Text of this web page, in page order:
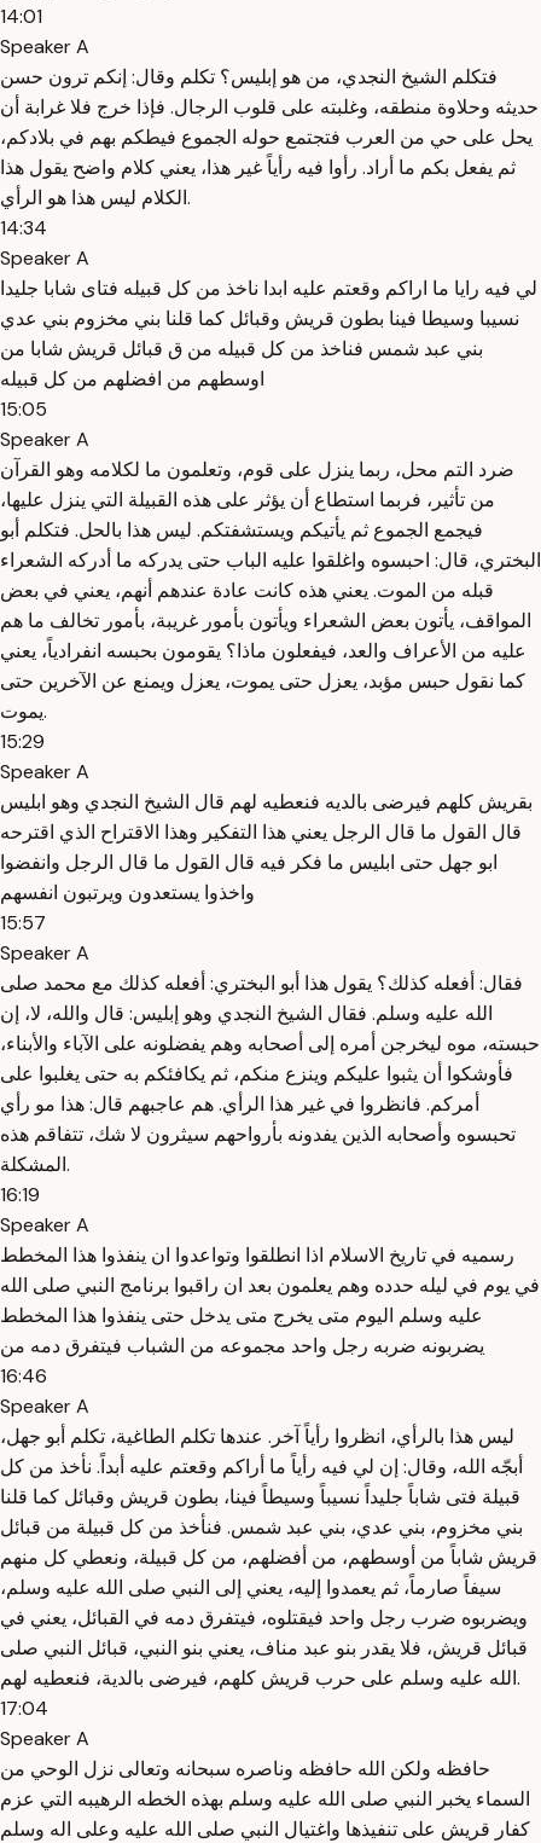
14:01
Speaker A
فتكلم الشيخ النجدي، من هو إبليس؟ تكلم وقال: إنكم ترون حسن
حديثه وحلاوة منطقه، وغلبته على قلوب الرجال. فإذا خرج فلا غرابة أن
يحل على حي من العرب فتجتمع حوله الجموع فيطكم بهم في بلادكم،
ثم يفعل بكم ما أراد. رأوا فيه رأياً غير هذا، يعني كلام واضح يقول هذا
الكلام ليس هذا هو الرأي.
14:34
Speaker A
لي فيه رايا ما اراكم وقعتم عليه ابدا ناخذ من كل قبيله فتاى شابا جليدا
نسيبا وسيطا فينا بطون قريش وقبائل كما قلنا بني مخزوم بني عدي
بني عبد شمس فناخذ من كل قبيله من ق قبائل قريش شابا من
اوسطهم من افضلهم من كل قبيله
15:05
Speaker A
ضرد التم محل، ربما ينزل على قوم، وتعلمون ما لكلامه وهو القرآن
من تأثير، فربما استطاع أن يؤثر على هذه القبيلة التي ينزل عليها،
فيجمع الجموع ثم يأتيكم ويستشفتكم. ليس هذا بالحل. فتكلم أبو
البختري، قال: احبسوه واغلقوا عليه الباب حتى يدركه ما أدركه الشعراء
قبله من الموت. يعني هذه كانت عادة عندهم أنهم، يعني في بعض
المواقف، يأتون بعض الشعراء ويأتون بأمور غريبة، بأمور تخالف ما هم
عليه من الأعراف والعد، فيفعلون ماذا؟ يقومون بحبسه انفرادياً، يعني
كما نقول حبس مؤبد، يعزل حتى يموت، يعزل ويمنع عن الآخرين حتى
يموت.
15:29
Speaker A
بقريش كلهم فيرضى بالديه فنعطيه لهم قال الشيخ النجدي وهو ابليس
قال القول ما قال الرجل يعني هذا التفكير وهذا الاقتراح الذي اقترحه
ابو جهل حتى ابليس ما فكر فيه قال القول ما قال الرجل وانفضوا
واخذوا يستعدون ويرتبون انفسهم
15:57
Speaker A
فقال: أفعله كذلك؟ يقول هذا أبو البختري: أفعله كذلك مع محمد صلى
الله عليه وسلم. فقال الشيخ النجدي وهو إبليس: قال والله، لا، إن
حبسته، موه ليخرجن أمره إلى أصحابه وهم يفضلونه على الآباء والأبناء،
فأوشكوا أن يثبوا عليكم وينزع منكم، ثم يكافئكم به حتى يغلبوا على
أمركم. فانظروا في غير هذا الرأي. هم عاجبهم قال: هذا مو رأي
تحبسوه وأصحابه الذين يفدونه بأرواحهم سيثرون لا شك، تتفاقم هذه
المشكلة.
16:19
Speaker A
رسميه في تاريخ الاسلام اذا انطلقوا وتواعدوا ان ينفذوا هذا المخطط
في يوم في ليله حدده وهم يعلمون بعد ان راقبوا برنامج النبي صلى الله
عليه وسلم اليوم متى يخرج متى يدخل حتى ينفذوا هذا المخطط
يضربونه ضربه رجل واحد مجموعه من الشباب فيتفرق دمه من
16:46
Speaker A
ليس هذا بالرأي، انظروا رأياً آخر. عندها تكلم الطاغية، تكلم أبو جهل،
أبجّه الله، وقال: إن لي فيه رأياً ما أراكم وقعتم عليه أبداً. نأخذ من كل
قبيلة فتى شاباً جليداً نسيباً وسيطاً فينا، بطون قريش وقبائل كما قلنا
بني مخزوم، بني عدي، بني عبد شمس. فنأخذ من كل قبيلة من قبائل
قريش شاباً من أوسطهم، من أفضلهم، من كل قبيلة، ونعطي كل منهم
سيفاً صارماً، ثم يعمدوا إليه، يعني إلى النبي صلى الله عليه وسلم،
ويضربوه ضرب رجل واحد فيقتلوه، فيتفرق دمه في القبائل، يعني في
قبائل قريش، فلا يقدر بنو عبد مناف، يعني بنو النبي، قبائل النبي صلى
الله عليه وسلم على حرب قريش كلهم، فيرضى بالدية، فنعطيه لهم.
17:04
Speaker A
حافظه ولكن الله حافظه وناصره سبحانه وتعالى نزل الوحي من
السماء يخبر النبي صلى الله عليه وسلم بهذه الخطه الرهيبه التي عزم
كفار قريش على تنفيذها واغتيال النبي صلى الله عليه وعلى اله وسلم